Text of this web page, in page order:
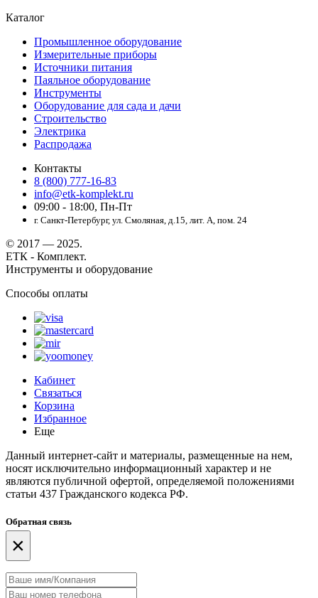
Каталог
Промышленное оборудование
Измерительные приборы
Источники питания
Паяльное оборудование
Инструменты
Оборудование для сада и дачи
Строительство
Электрика
Распродажа
Контакты
8 (800) 777-16-83
info@etk-komplekt.ru
09:00 - 18:00, Пн-Пт
г. Санкт-Петербург, ул. Смоляная, д.15, лит. А, пом. 24
© 2017 — 2025.
ЕТК - Комплект.
Инструменты и оборудование
Способы оплаты
Кабинет
Связаться
Корзина
Избранное
Еще
Данный интернет-сайт и материалы, размещенные на нем,
носят исключительно информационный характер и не
являются публичной офертой, определяемой положениями
статьи 437 Гражданского кодекса РФ.
Обратная связь
×